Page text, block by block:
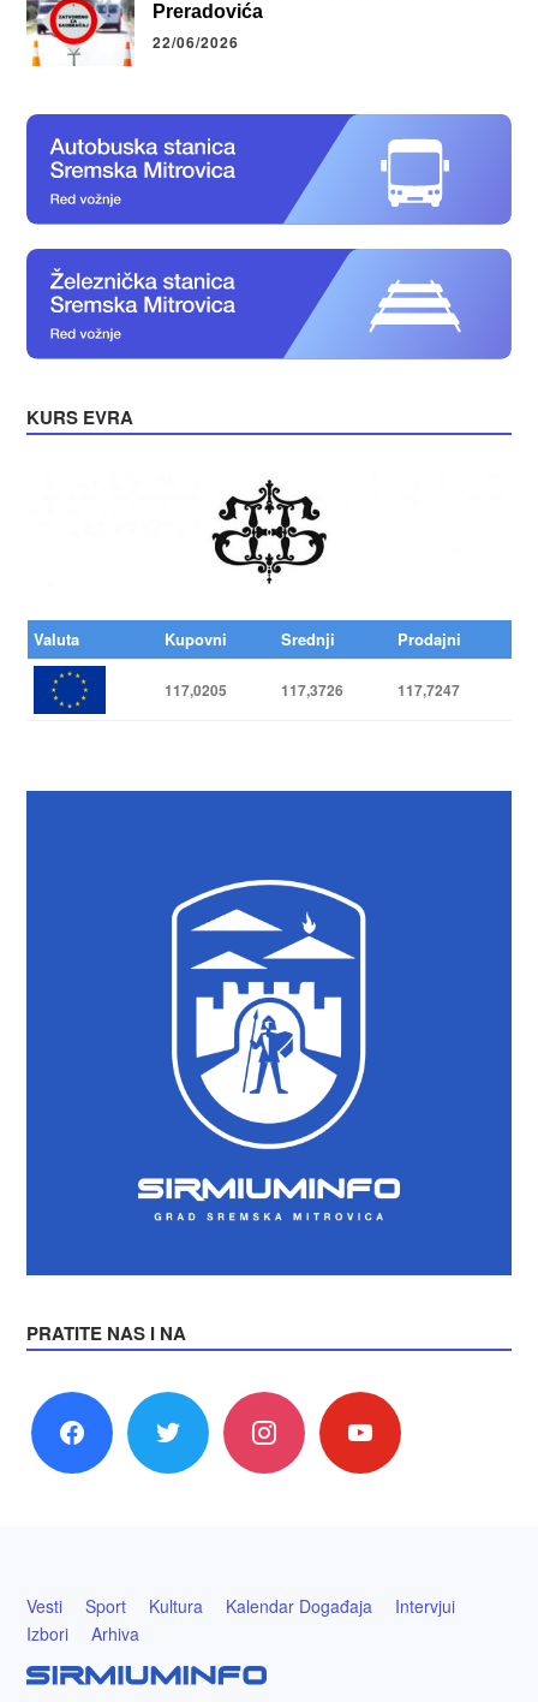
Preradovića
22/06/2026
KURS EVRA
Valuta Kupovni Srednji Prodajni
117,0205 117,3726 117,7247
PRATITE NAS I NA
facebook twitter instagram youtube
Vesti Sport Kultura Kalendar Događaja
Intervjui
Izbori
Arhiva